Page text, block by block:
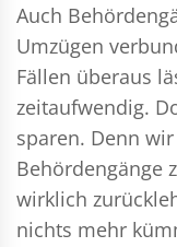
Auch
Umzügen
Fällen überaus
zeitaufwendig.
sparen. Denn
Behördengänge
wirklich
nichts mehr